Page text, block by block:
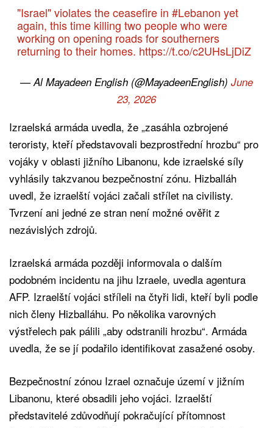
"Israel" violates the ceasefire in #Lebanon yet
again, this time killing two people who were
working on opening roads for southerners
returning to their homes. https://t.co/c2UHsLjDiZ
— Al Mayadeen English (@MayadeenEnglish) June
23, 2026
Izraelská armáda uvedla, že „zasáhla ozbrojené
teroristy, kteří představovali bezprostřední hrozbu“ pro
vojáky v oblasti jižního Libanonu, kde izraelské síly
vyhlásily takzvanou bezpečnostní zónu. Hizballáh
uvedl, že izraelští vojáci začali střílet na civilisty.
Tvrzení ani jedné ze stran není možné ověřit z
nezávislých zdrojů.
Izraelská armáda později informovala o dalším
podobném incidentu na jihu Izraele, uvedla agentura
AFP. Izraelští vojáci stříleli na čtyři lidi, kteří byli podle
nich členy Hizballáhu. Po několika varovných
výstřelech pak pálili „aby odstranili hrozbu“. Armáda
uvedla, že se jí podařilo identifikovat zasažené osoby.
Bezpečnostní zónou Izrael označuje území v jižním
Libanonu, které obsadili jeho vojáci. Izraelští
představitelé zdůvodňují pokračující přítomnost